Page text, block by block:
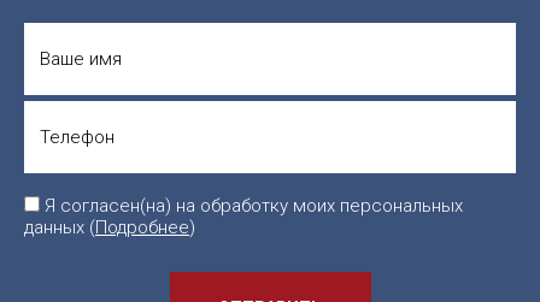
Я согласен(на) на обработку моих персональных
данных (Подробнее)